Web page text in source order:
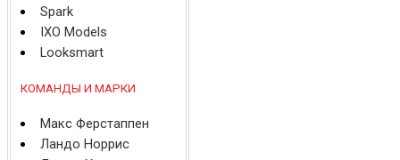
Spark
IXO Models
Looksmart
КОМАНДЫ И МАРКИ
Макс Ферстаппен
Ландо Норрис